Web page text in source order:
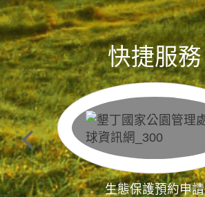
快捷服務
生態保護預約申請